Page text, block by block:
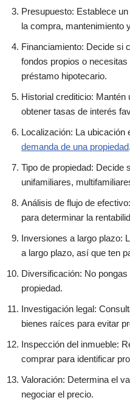
Presupuesto: Establece
la compra, mantenimiento
Financiamiento: Decide si
fondos propios o
préstamo hipotecario.
Historial crediticio: Mantén
obtener tasas de interés
Localización: La ubicación
demanda de una propiedad.
Tipo de propiedad: Decide
unifamiliares,
Análisis de flujo de
para determinar la
Inversiones a largo plazo:
a largo plazo, así que ten
Diversificación: No
propiedad.
Investigación legal:
bienes raíces para evitar
Inspección del inmueble:
comprar para identificar
Valoración: Determina el
negociar el precio.